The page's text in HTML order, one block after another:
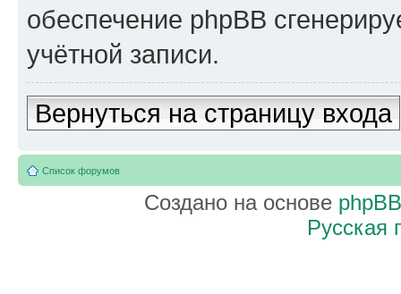
обеспечение phpBB
учётной записи.
Вернуться на страницу входа
Список форумов
Создано на основе phpBB
Русская